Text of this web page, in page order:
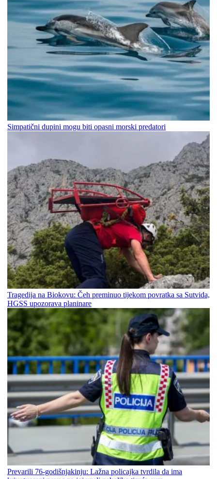
Simpatični dupini mogu biti opasni morski predatori
Tragedija na Biokovu: Čeh preminuo tijekom povratka sa Sutvida,
HGSS upozorava planinare
Prevarili 76-godišnjakinju: Lažna policajka tvrdila da ima